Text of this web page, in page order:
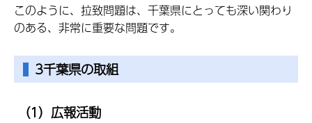
このように、拉致問題は、千葉県にとっても深い関わり
のある、非常に重要な問題です。
3千葉県の取組
（1）広報活動